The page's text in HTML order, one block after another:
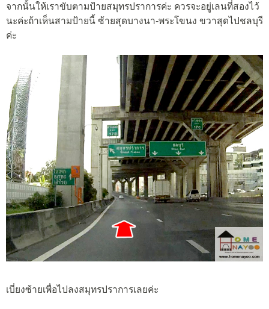
จากนั้นให้เราขับตามป้ายสมุทรปราการค่ะ ควรจะอยู่เลนที่สองไว้
นะค่ะถ้าเห็นสามป้ายนี้ ซ้ายสุดบางนา-พระโขนง ขวาสุดไปชลบุรี
ค่ะ
เบี่ยงซ้ายเพื่อไปลงสมุทรปราการเลยค่ะ